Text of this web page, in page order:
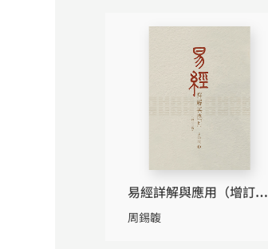
易經詳解與應用（增訂二
版）
周錫䪖